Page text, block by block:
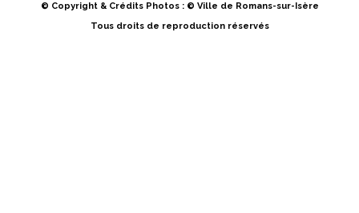
© Copyright & Crédits Photos : © Ville de Romans-sur-Isère
Tous droits de reproduction réservés